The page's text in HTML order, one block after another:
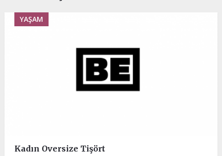
YAŞAM
Kadın Oversize Tişört